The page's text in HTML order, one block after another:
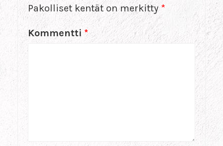
Pakolliset kentät on merkitty *
Kommentti *